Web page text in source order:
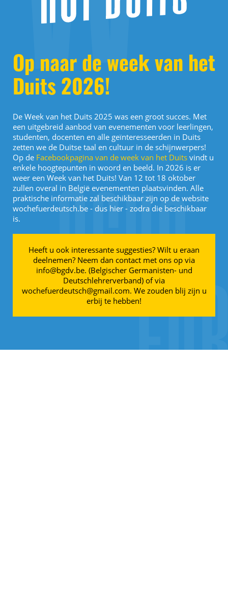
Op naar de week van het
Duits 2026!
De Week van het Duits 2025 was een groot succes. Met
een uitgebreid aanbod van evenementen voor leerlingen,
studenten, docenten en alle geïnteresseerden in Duits
zetten we de Duitse taal en cultuur in de schijnwerpers!
Op de Facebookpagina van de week van het Duits vindt u
enkele hoogtepunten in woord en beeld. In 2026 is er
weer een Week van het Duits! Van 12 tot 18 oktober
zullen overal in België evenementen plaatsvinden. Alle
praktische informatie zal beschikbaar zijn op de website
wochefuerdeutsch.be - dus hier - zodra die beschikbaar
is.
Heeft u ook interessante suggesties? Wilt u eraan
deelnemen? Neem dan contact met ons op via
info@bgdv.be. (Belgischer Germanisten- und
Deutschlehrerverband) of via
wochefuerdeutsch@gmail.com. We zouden blij zijn u
erbij te hebben!